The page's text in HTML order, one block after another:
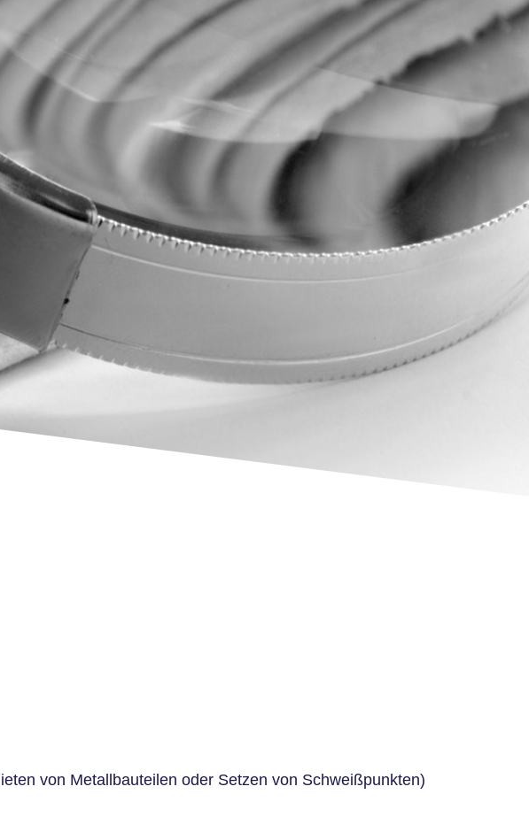
von Metallbauteilen oder Setzen von Schweißpunkten)